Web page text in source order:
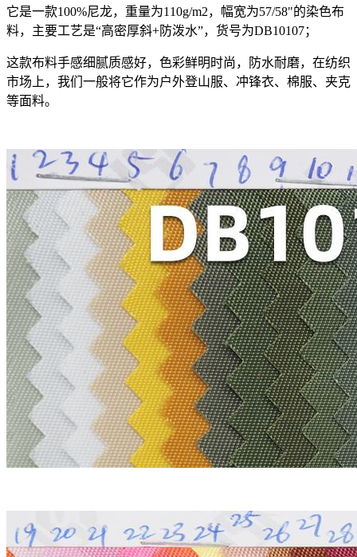
它是一款100%尼龙，重量为110g/m2，幅宽为57/58"的染色布
料，主要工艺是“高密厚斜+防泼水”，货号为DB10107；
这款布料手感细腻质感好，色彩鲜明时尚，防水耐磨，在纺织
市场上，我们一般将它作为户外登山服、冲锋衣、棉服、夹克
等面料。